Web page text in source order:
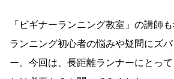
「ビギナーランニング教室」の講師
ランニング初心者の悩みや疑問にズ
ー。今回は、長距離ランナーにとっ